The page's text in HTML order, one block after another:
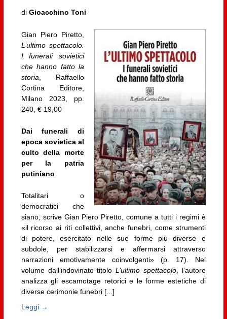
di Gioacchino Toni
Gian Piero Piretto,
L’ultimo spettacolo.
I funerali sovietici
che hanno fatto la
storia , Raffaello
Cortina Editore,
Milano 2023, pp.
240, € 19,00
Dai funerali di
epoca sovietica al
culto della morte
per la patria
putiniano
Totalitari o
democratici che
siano, scrive Gian Piero Piretto, comune a tutti i regimi è
«il ricorso ai riti collettivi, anche funebri, come strumenti
di potere, esercitato nelle sue forme più diverse e
subdole, per stabilizzarsi e affermarsi attraverso
narrazioni emotivamente coinvolgenti» (p. 17). Nel
volume dall’indovinato titoloL’ultimo spettacolo, l’autore
analizza gli escamotage retorici e le forme estetiche di
diverse cerimonie funebri [...]
Leggi →